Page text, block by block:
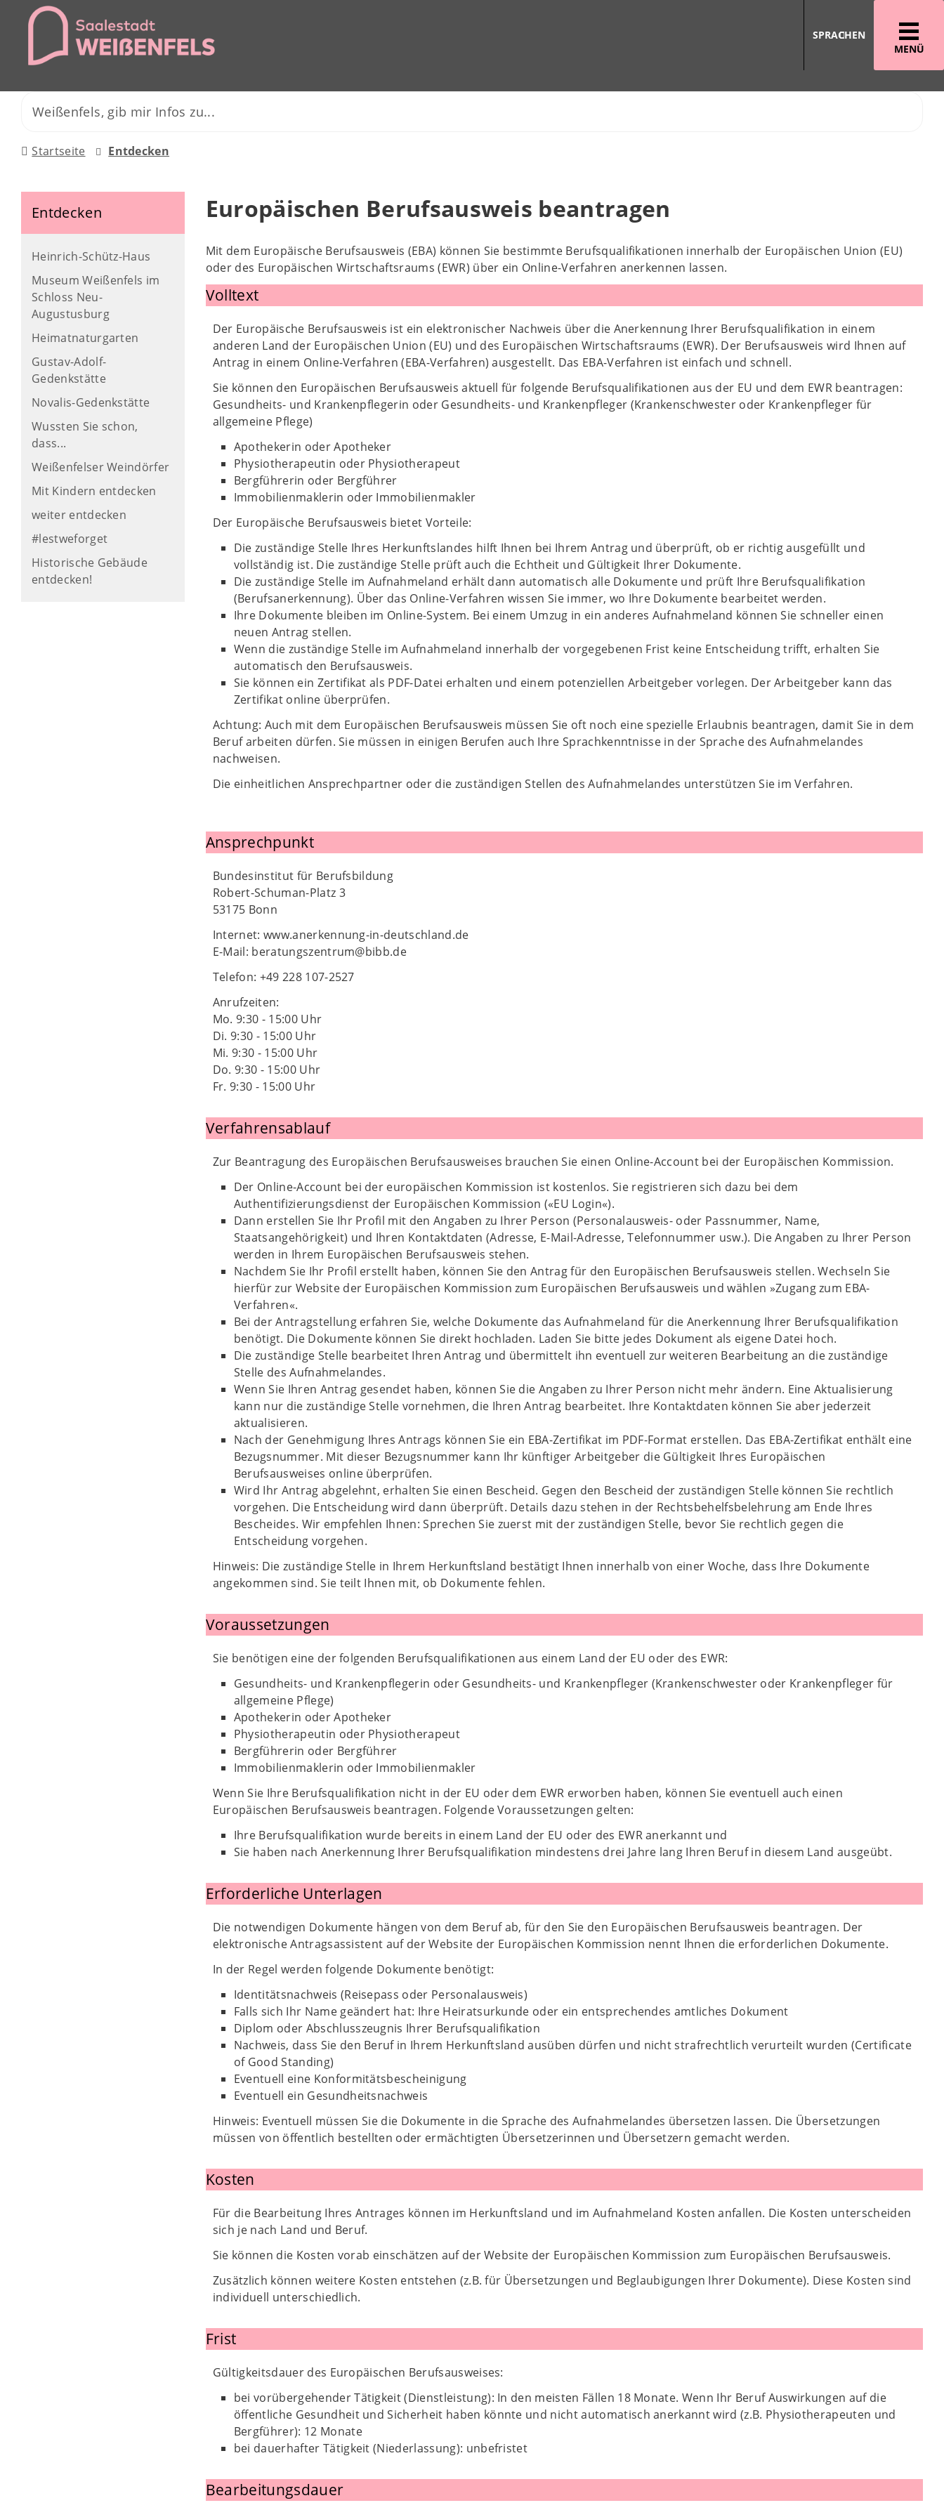
MENÜ
SPRACHEN
Startseite Entdecken
Entdecken
Heinrich-Schütz-Haus
Museum Weißenfels im
Schloss Neu-
Augustusburg
Heimatnaturgarten
Gustav-Adolf-
Gedenkstätte
Novalis-Gedenkstätte
Wussten Sie schon,
dass...
Weißenfelser Weindörfer
Mit Kindern entdecken
weiter entdecken
#lestweforget
Historische Gebäude
entdecken!
Europäischen Berufsausweis beantragen
Mit dem Europäische Berufsausweis (EBA) können Sie bestimmte Berufsqualifikationen innerhalb der Europäischen Union (EU)
oder des Europäischen Wirtschaftsraums (EWR) über ein Online-Verfahren anerkennen lassen.
Volltext
Der Europäische Berufsausweis ist ein elektronischer Nachweis über die Anerkennung Ihrer Berufsqualifikation in einem
anderen Land der Europäischen Union (EU) und des Europäischen Wirtschaftsraums (EWR). Der Berufsausweis wird Ihnen auf
Antrag in einem Online-Verfahren (EBA-Verfahren) ausgestellt. Das EBA-Verfahren ist einfach und schnell.
Sie können den Europäischen Berufsausweis aktuell für folgende Berufsqualifikationen aus der EU und dem EWR beantragen:
Gesundheits- und Krankenpflegerin oder Gesundheits- und Krankenpfleger (Krankenschwester oder Krankenpfleger für
allgemeine Pflege)
Apothekerin oder Apotheker
Physiotherapeutin oder Physiotherapeut
Bergführerin oder Bergführer
Immobilienmaklerin oder Immobilienmakler
Der Europäische Berufsausweis bietet Vorteile:
Die zuständige Stelle Ihres Herkunftslandes hilft Ihnen bei Ihrem Antrag und überprüft, ob er richtig ausgefüllt und
vollständig ist. Die zuständige Stelle prüft auch die Echtheit und Gültigkeit Ihrer Dokumente.
Die zuständige Stelle im Aufnahmeland erhält dann automatisch alle Dokumente und prüft Ihre Berufsqualifikation
(Berufsanerkennung). Über das Online-Verfahren wissen Sie immer, wo Ihre Dokumente bearbeitet werden.
Ihre Dokumente bleiben im Online-System. Bei einem Umzug in ein anderes Aufnahmeland können Sie schneller einen
neuen Antrag stellen.
Wenn die zuständige Stelle im Aufnahmeland innerhalb der vorgegebenen Frist keine Entscheidung trifft, erhalten Sie
automatisch den Berufsausweis.
Sie können ein Zertifikat als PDF-Datei erhalten und einem potenziellen Arbeitgeber vorlegen. Der Arbeitgeber kann das
Zertifikat online überprüfen.
Achtung: Auch mit dem Europäischen Berufsausweis müssen Sie oft noch eine spezielle Erlaubnis beantragen, damit Sie in dem
Beruf arbeiten dürfen. Sie müssen in einigen Berufen auch Ihre Sprachkenntnisse in der Sprache des Aufnahmelandes
nachweisen.
Die einheitlichen Ansprechpartner oder die zuständigen Stellen des Aufnahmelandes unterstützen Sie im Verfahren.
Ansprechpunkt
Bundesinstitut für Berufsbildung
Robert-Schuman-Platz 3
53175 Bonn
Internet: www.anerkennung-in-deutschland.de
E-Mail: beratungszentrum@bibb.de
Telefon: +49 228 107-2527
Anrufzeiten:
Mo. 9:30 - 15:00 Uhr
Di. 9:30 - 15:00 Uhr
Mi. 9:30 - 15:00 Uhr
Do. 9:30 - 15:00 Uhr
Fr. 9:30 - 15:00 Uhr
Verfahrensablauf
Zur Beantragung des Europäischen Berufsausweises brauchen Sie einen Online-Account bei der Europäischen Kommission.
Der Online-Account bei der europäischen Kommission ist kostenlos. Sie registrieren sich dazu bei dem
Authentifizierungsdienst der Europäischen Kommission («EU Login«).
Dann erstellen Sie Ihr Profil mit den Angaben zu Ihrer Person (Personalausweis- oder Passnummer, Name,
Staatsangehörigkeit) und Ihren Kontaktdaten (Adresse, E-Mail-Adresse, Telefonnummer usw.). Die Angaben zu Ihrer Person
werden in Ihrem Europäischen Berufsausweis stehen.
Nachdem Sie Ihr Profil erstellt haben, können Sie den Antrag für den Europäischen Berufsausweis stellen. Wechseln Sie
hierfür zur Website der Europäischen Kommission zum Europäischen Berufsausweis und wählen »Zugang zum EBA-
Verfahren«.
Bei der Antragstellung erfahren Sie, welche Dokumente das Aufnahmeland für die Anerkennung Ihrer Berufsqualifikation
benötigt. Die Dokumente können Sie direkt hochladen. Laden Sie bitte jedes Dokument als eigene Datei hoch.
Die zuständige Stelle bearbeitet Ihren Antrag und übermittelt ihn eventuell zur weiteren Bearbeitung an die zuständige
Stelle des Aufnahmelandes.
Wenn Sie Ihren Antrag gesendet haben, können Sie die Angaben zu Ihrer Person nicht mehr ändern. Eine Aktualisierung
kann nur die zuständige Stelle vornehmen, die Ihren Antrag bearbeitet. Ihre Kontaktdaten können Sie aber jederzeit
aktualisieren.
Nach der Genehmigung Ihres Antrags können Sie ein EBA-Zertifikat im PDF-Format erstellen. Das EBA-Zertifikat enthält eine
Bezugsnummer. Mit dieser Bezugsnummer kann Ihr künftiger Arbeitgeber die Gültigkeit Ihres Europäischen
Berufsausweises online überprüfen.
Wird Ihr Antrag abgelehnt, erhalten Sie einen Bescheid. Gegen den Bescheid der zuständigen Stelle können Sie rechtlich
vorgehen. Die Entscheidung wird dann überprüft. Details dazu stehen in der Rechtsbehelfsbelehrung am Ende Ihres
Bescheides. Wir empfehlen Ihnen: Sprechen Sie zuerst mit der zuständigen Stelle, bevor Sie rechtlich gegen die
Entscheidung vorgehen.
Hinweis: Die zuständige Stelle in Ihrem Herkunftsland bestätigt Ihnen innerhalb von einer Woche, dass Ihre Dokumente
angekommen sind. Sie teilt Ihnen mit, ob Dokumente fehlen.
Voraussetzungen
Sie benötigen eine der folgenden Berufsqualifikationen aus einem Land der EU oder des EWR:
Gesundheits- und Krankenpflegerin oder Gesundheits- und Krankenpfleger (Krankenschwester oder Krankenpfleger für
allgemeine Pflege)
Apothekerin oder Apotheker
Physiotherapeutin oder Physiotherapeut
Bergführerin oder Bergführer
Immobilienmaklerin oder Immobilienmakler
Wenn Sie Ihre Berufsqualifikation nicht in der EU oder dem EWR erworben haben, können Sie eventuell auch einen
Europäischen Berufsausweis beantragen. Folgende Voraussetzungen gelten:
Ihre Berufsqualifikation wurde bereits in einem Land der EU oder des EWR anerkannt und
Sie haben nach Anerkennung Ihrer Berufsqualifikation mindestens drei Jahre lang Ihren Beruf in diesem Land ausgeübt.
Erforderliche Unterlagen
Die notwendigen Dokumente hängen von dem Beruf ab, für den Sie den Europäischen Berufsausweis beantragen. Der
elektronische Antragsassistent auf der Website der Europäischen Kommission nennt Ihnen die erforderlichen Dokumente.
In der Regel werden folgende Dokumente benötigt:
Identitätsnachweis (Reisepass oder Personalausweis)
Falls sich Ihr Name geändert hat: Ihre Heiratsurkunde oder ein entsprechendes amtliches Dokument
Diplom oder Abschlusszeugnis Ihrer Berufsqualifikation
Nachweis, dass Sie den Beruf in Ihrem Herkunftsland ausüben dürfen und nicht strafrechtlich verurteilt wurden (Certificate
of Good Standing)
Eventuell eine Konformitätsbescheinigung
Eventuell ein Gesundheitsnachweis
Hinweis: Eventuell müssen Sie die Dokumente in die Sprache des Aufnahmelandes übersetzen lassen. Die Übersetzungen
müssen von öffentlich bestellten oder ermächtigten Übersetzerinnen und Übersetzern gemacht werden.
Kosten
Für die Bearbeitung Ihres Antrages können im Herkunftsland und im Aufnahmeland Kosten anfallen. Die Kosten unterscheiden
sich je nach Land und Beruf.
Sie können die Kosten vorab einschätzen auf der Website der Europäischen Kommission zum Europäischen Berufsausweis.
Zusätzlich können weitere Kosten entstehen (z.B. für Übersetzungen und Beglaubigungen Ihrer Dokumente). Diese Kosten sind
individuell unterschiedlich.
Frist
Gültigkeitsdauer des Europäischen Berufsausweises:
bei vorübergehender Tätigkeit (Dienstleistung): In den meisten Fällen 18 Monate. Wenn Ihr Beruf Auswirkungen auf die
öffentliche Gesundheit und Sicherheit haben könnte und nicht automatisch anerkannt wird (z.B. Physiotherapeuten und
Bergführer): 12 Monate
bei dauerhafter Tätigkeit (Niederlassung): unbefristet
Bearbeitungsdauer